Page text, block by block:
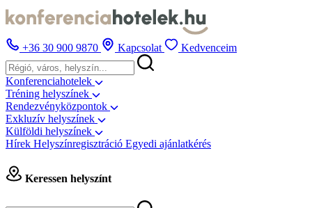
+36 30 900 9870 Kapcsolat Kedvenceim
Konferenciahotelek
Tréning helyszínek
Rendezvényközpontok
Exkluzív helyszínek
Külföldi helyszínek
Hírek Helyszínregisztráció Egyedi ajánlatkérés
Keressen helyszínt